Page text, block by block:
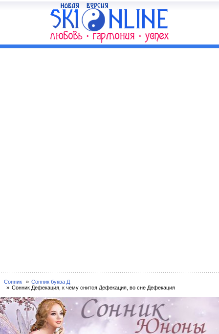
Сонник
Сонник буква Д
Сонник Дефекация, к чему снится Дефекация, во сне Дефекация